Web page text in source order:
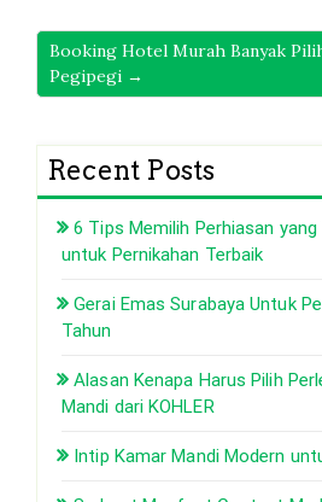
Booking Hotel Murah Banyak
Pegipegi →
Recent Posts
6 Tips Memilih Perhiasan
untuk Pernikahan Terbaik
Gerai Emas Surabaya Untuk
Tahun
Alasan Kenapa Harus Pilih
Mandi dari KOHLER
Intip Kamar Mandi Modern